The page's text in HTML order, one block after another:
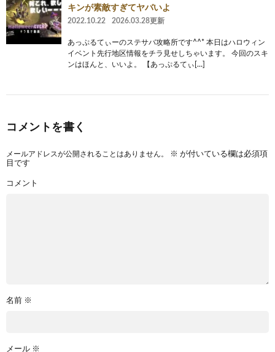
キンが素敵すぎてヤバいよ
2022.10.22 2026.03.28更新
あっぷるてぃーのステサバ攻略所です^^* 本日はハロウィン
イベント先行地区情報をチラ見せしちゃいます。 今回のスキ
ンはほんと、いいよ。 【あっぷるてぃ[…]
コメントを書く
メールアドレスが公開されることはありません。 ※ が付いている欄は必須項
目です
コメント
名前 ※
メール ※